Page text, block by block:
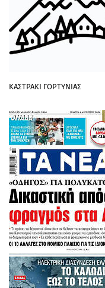
ΚΑΣΤΡΑΚΙ ΓΟΡΤΥΝΙΑΣ